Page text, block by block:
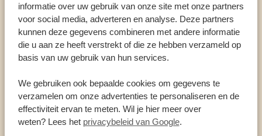
informatie over uw gebruik van onze site met onze partners
voor social media, adverteren en analyse. Deze partners
kunnen deze gegevens combineren met andere informatie
die u aan ze heeft verstrekt of die ze hebben verzameld op
basis van uw gebruik van hun services.
We gebruiken ook bepaalde cookies om gegevens te
verzamelen om onze advertenties te personaliseren en de
effectiviteit ervan te meten. Wil je hier meer over
weten? Lees het privacybeleid van Google.
Praat met een expert
ONZE SPECIALISTEN STAAN VOOR JE KLAAR
NL:+31 174 700 212